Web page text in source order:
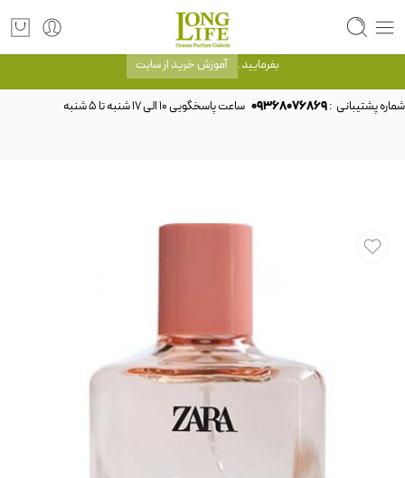
توجه! برند لانگ لایف رایحه های معروف را با شیشه و بسته بندی خود شرکت لانگ لایف
عرضه می کند.که با انتخاب حجم هر ادکلنی می توانید شیشه و بسته بندی را ملاحظه
بفرمایید. آموزش خرید از سایت
شماره پشتیبانی :09368076869